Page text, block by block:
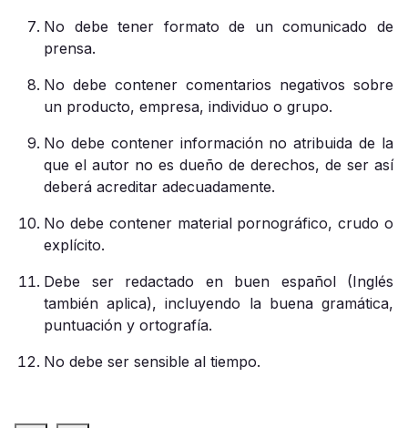
No debe tener formato de un comunicado de
prensa.
No debe contener comentarios negativos sobre
un producto, empresa, individuo o grupo.
No debe contener información no atribuida de la
que el autor no es dueño de derechos, de ser así
deberá acreditar adecuadamente.
No debe contener material pornográfico, crudo o
explícito.
Debe ser redactado en buen español (Inglés
también aplica), incluyendo la buena gramática,
puntuación y ortografía.
No debe ser sensible al tiempo.